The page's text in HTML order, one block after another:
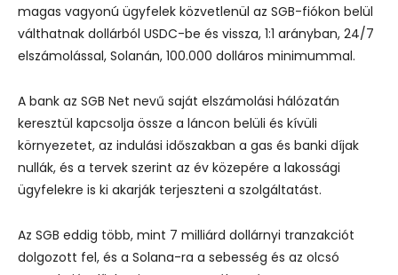
magas vagyonú ügyfelek közvetlenül az SGB-fiókon belül
válthatnak dollárból USDC-be és vissza, 1:1 arányban, 24/7
elszámolással, Solanán, 100.000 dolláros minimummal.
A bank az SGB Net nevű saját elszámolási hálózatán
keresztül kapcsolja össze a láncon belüli és kívüli
környezetet, az indulási időszakban a gas és banki díjak
nullák, és a tervek szerint az év közepére a lakossági
ügyfelekre is ki akarják terjeszteni a szolgáltatást.
Az SGB eddig több, mint 7 milliárd dollárnyi tranzakciót
dolgozott fel, és a Solana-ra a sebesség és az olcsó